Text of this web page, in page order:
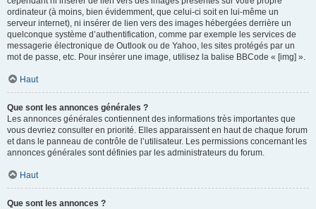
ordinateur (à moins, bien évidemment, que celui-ci soit en lui-même un
serveur internet), ni insérer de lien vers des images hébergées derrière un
quelconque système d’authentification, comme par exemple les services de
messagerie électronique de Outlook ou de Yahoo, les sites protégés par un
mot de passe, etc. Pour insérer une image, utilisez la balise BBCode « [img] ».
Haut
Que sont les annonces générales ?
Les annonces générales contiennent des informations très importantes que
vous devriez consulter en priorité. Elles apparaissent en haut de chaque forum
et dans le panneau de contrôle de l’utilisateur. Les permissions concernant les
annonces générales sont définies par les administrateurs du forum.
Haut
Que sont les annonces ?